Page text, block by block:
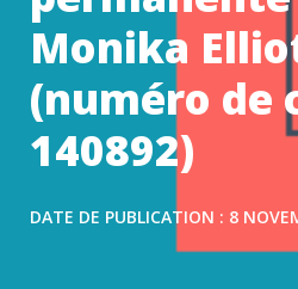
Monika
(numéro
140892)
DATE DE PUBLICATION : 8